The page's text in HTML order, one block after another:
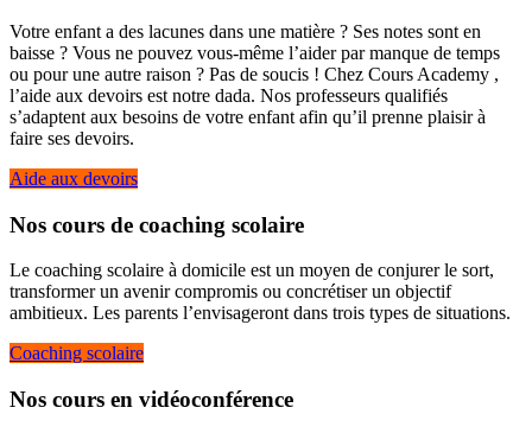
Votre enfant a des lacunes dans une matière ? Ses notes sont en
baisse ? Vous ne pouvez vous-même l’aider par manque de temps
ou pour une autre raison ? Pas de soucis ! Chez Cours Academy ,
l’aide aux devoirs est notre dada. Nos professeurs qualifiés
s’adaptent aux besoins de votre enfant afin qu’il prenne plaisir à
faire ses devoirs.
Aide aux devoirs
Nos cours de coaching scolaire
Le coaching scolaire à domicile est un moyen de conjurer le sort,
transformer un avenir compromis ou concrétiser un objectif
ambitieux. Les parents l’envisageront dans trois types de situations.
Coaching scolaire
Nos cours en vidéoconférence